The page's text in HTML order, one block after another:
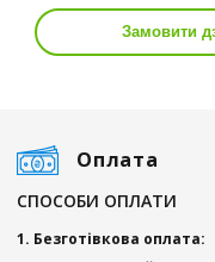
Замовити
Оплата
СПОСОБИ ОПЛАТИ
1. Безготівкова оплата: